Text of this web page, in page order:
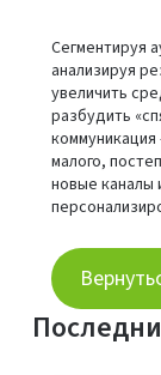
Сегментируя
анализируя
увеличить
разбудить
малого,
новые каналы